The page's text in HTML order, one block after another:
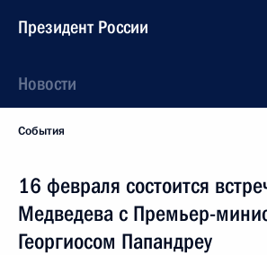
Президент России
Новости
События
16 февраля состоится
Медведева с Премьер-
Георгиосом Папандреу